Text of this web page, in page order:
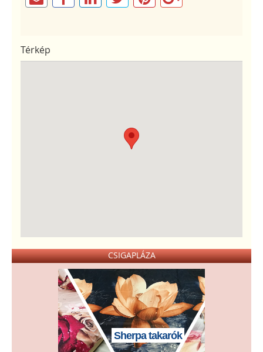
Térkép
CSIGAPLÁZA
Sherpa takarók